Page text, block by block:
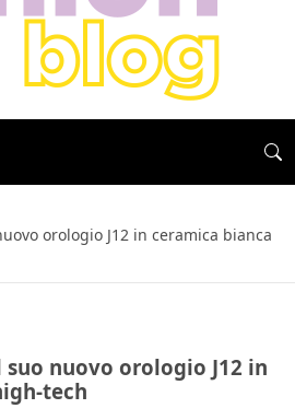
orologio J12 in ceramica bianca
nuovo orologio J12 in
tech